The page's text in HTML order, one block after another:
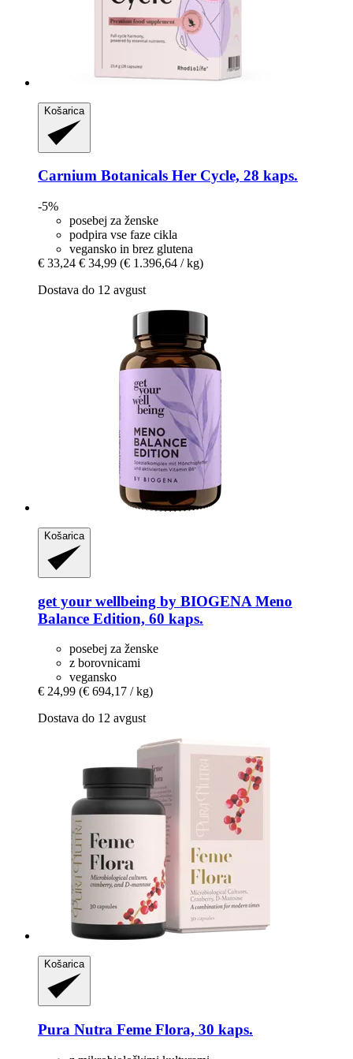
Košarica
Carnium Botanicals Her Cycle, 28 kaps.
-5%
posebej za ženske
podpira vse faze cikla
vegansko in brez glutena
€ 33,24 € 34,99 (€ 1.396,64 / kg)
Dostava do 12 avgust
Košarica
get your wellbeing by BIOGENA Meno
Balance Edition, 60 kaps.
posebej za ženske
z borovnicami
vegansko
€ 24,99 (€ 694,17 / kg)
Dostava do 12 avgust
Košarica
Pura Nutra Feme Flora, 30 kaps.